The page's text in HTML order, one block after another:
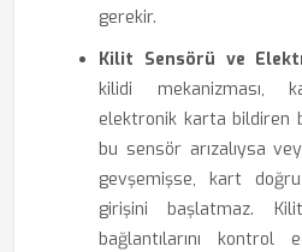
gerekir.
Kilit Sensörü ve
kilidi mekanizması,
elektronik karta bildiren
bu sensör arızalıysa
gevşemişse, kart
girişini başlatmaz.
bağlantılarını